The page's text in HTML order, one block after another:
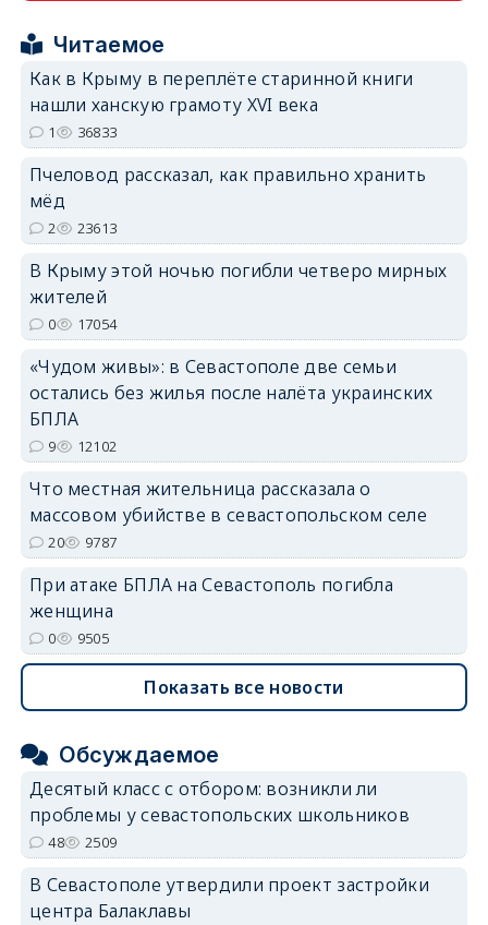
Читаемое
Как в Крыму в переплёте старинной книги
нашли ханскую грамоту XVI века
1 36833
Пчеловод рассказал, как правильно хранить
мёд
2 23613
В Крыму этой ночью погибли четверо мирных
жителей
0 17054
«Чудом живы»: в Севастополе две семьи
остались без жилья после налёта украинских
БПЛА
9 12102
Что местная жительница рассказала о
массовом убийстве в севастопольском селе
20 9787
При атаке БПЛА на Севастополь погибла
женщина
0 9505
Показать все новости
Обсуждаемое
Десятый класс с отбором: возникли ли
проблемы у севастопольских школьников
48 2509
В Севастополе утвердили проект застройки
центра Балаклавы